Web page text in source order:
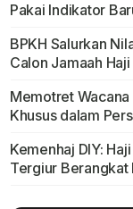
Pakai Indikator
BPKH Salurkan
Calon Jamaah Haji
Memotret
Khusus dalam
Kemenhaj DIY:
Tergiur Berangkat